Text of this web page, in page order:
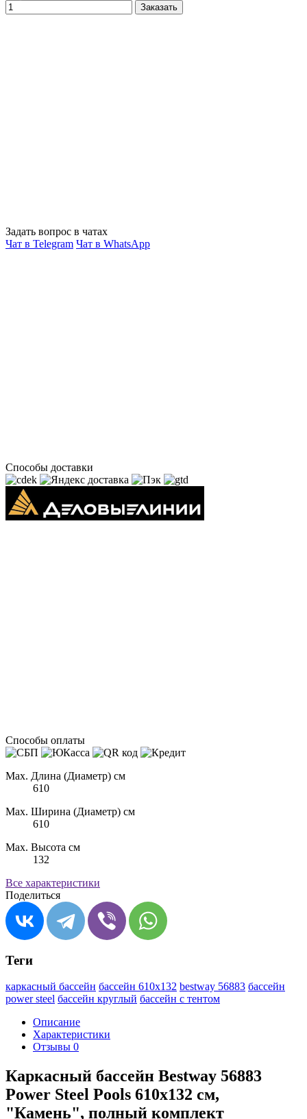
Заказать
Задать вопрос в чатах
Чат в Telegram Чат в WhatsApp
Способы доставки
Способы оплаты
Max. Длина (Диаметр) см
610
Max. Ширина (Диаметр) см
610
Max. Высота см
132
Все характеристики
Поделиться
Теги
каркасный бассейн бассейн 610х132 bestway 56883 бассейн
power steel бассейн круглый бассейн с тентом
Описание
Характеристики
Отзывы 0
Каркасный бассейн Bestway 56883
Power Steel Pools 610х132 см,
"Камень", полный комплект